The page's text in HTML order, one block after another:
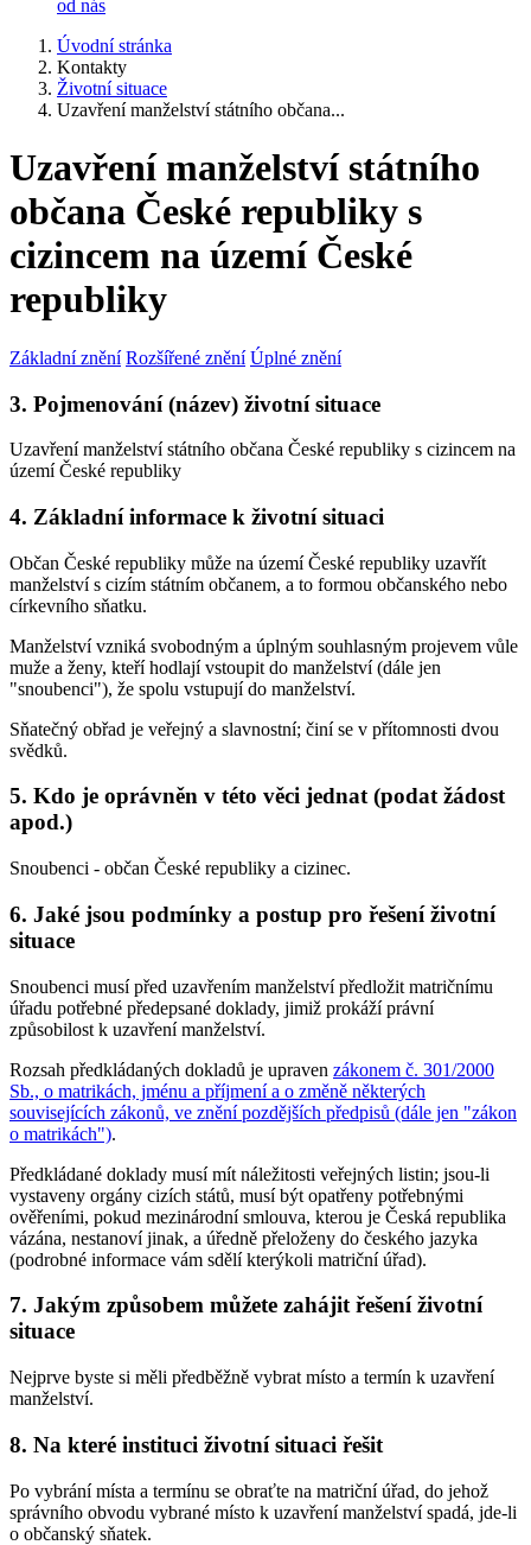
od nás
Úvodní stránka
Kontakty
Životní situace
Uzavření manželství státního občana...
Uzavření manželství státního
občana České republiky s
cizincem na území České
republiky
Základní znění Rozšířené znění Úplné znění
3. Pojmenování (název) životní situace
Uzavření manželství státního občana České republiky s cizincem na
území České republiky
4. Základní informace k životní situaci
Občan České republiky může na území České republiky uzavřít
manželství s cizím státním občanem, a to formou občanského nebo
církevního sňatku.
Manželství vzniká svobodným a úplným souhlasným projevem vůle
muže a ženy, kteří hodlají vstoupit do manželství (dále jen
"snoubenci"), že spolu vstupují do manželství.
Sňatečný obřad je veřejný a slavnostní; činí se v přítomnosti dvou
svědků.
5. Kdo je oprávněn v této věci jednat (podat žádost
apod.)
Snoubenci - občan České republiky a cizinec.
6. Jaké jsou podmínky a postup pro řešení životní
situace
Snoubenci musí před uzavřením manželství předložit matričnímu
úřadu potřebné předepsané doklady, jimiž prokáží právní
způsobilost k uzavření manželství.
Rozsah předkládaných dokladů je upraven zákonem č. 301/2000
Sb., o matrikách, jménu a příjmení a o změně některých
souvisejících zákonů, ve znění pozdějších předpisů (dále jen "zákon
o matrikách").
Předkládané doklady musí mít náležitosti veřejných listin; jsou-li
vystaveny orgány cizích států, musí být opatřeny potřebnými
ověřeními, pokud mezinárodní smlouva, kterou je Česká republika
vázána, nestanoví jinak, a úředně přeloženy do českého jazyka
(podrobné informace vám sdělí kterýkoli matriční úřad).
7. Jakým způsobem můžete zahájit řešení životní
situace
Nejprve byste si měli předběžně vybrat místo a termín k uzavření
manželství.
8. Na které instituci životní situaci řešit
Po vybrání místa a termínu se obraťte na matriční úřad, do jehož
správního obvodu vybrané místo k uzavření manželství spadá, jde-li
o občanský sňatek.